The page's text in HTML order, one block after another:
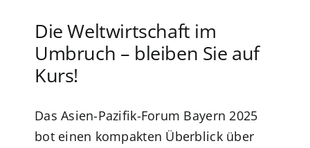
Die Weltwirtschaft im
Umbruch – bleiben Sie auf
Kurs!
Das Asien-Pazifik-Forum Bayern 2025
bot einen kompakten Überblick über